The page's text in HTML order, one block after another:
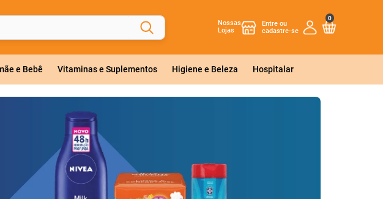
Nossas
Lojas
0
e Bebê Vitaminas e Suplementos Higiene e Beleza Hospitalar